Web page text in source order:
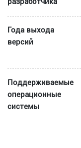
Года выхода
версий
Поддерживаемые
операционные
системы